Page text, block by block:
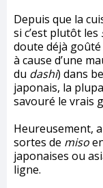
Depuis que la
si c’est plutôt les
doute déjà
à cause d’une
du dashi) dans
japonais, la
savouré le vrais
Heureusement,
sortes de miso
japonaises ou
ligne.